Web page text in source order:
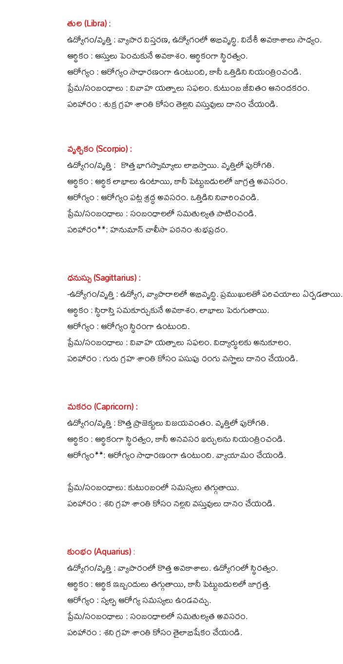
తుల (Libra):
ఉద్యోగం/వృత్తి : వ్యాపార విస్తరణ, ఉద్యోగంలో అభివృద్ధి. విదేశీ అవకాశాలు సాధ్యం.
ఆర్థికం : ఆస్తులు పెంచుకునే అవకాశం. ఆర్థికంగా స్థిరత్వం.
ఆరోగ్యం : ఆరోగ్యం సాధారణంగా ఉంటుంది, కానీ ఒత్తిడిని నియంత్రించండి.
ప్రేమ/సంబంధాలు : వివాహ యత్నాలు సఫలం. కుటుంబ జీవితం ఆనందకరం.
పరిహారం : శుక్ర గ్రహ శాంతి కోసం తెల్లని వస్తువులు దానం చేయండి.
వృశ్చికం (Scorpio) :
ఉద్యోగం/వృత్తి : కొత్త భాగస్వామ్యాలు లాభిస్తాయి. వృత్తిలో పురోగతి.
ఆర్థికం : ఆర్థిక లాభాలు ఉంటాయి, కానీ పెట్టుబడులలో జాగ్రత్త అవసరం.
ఆరోగ్యం : ఆరోగ్యం పట్ల శ్రద్ధ అవసరం. ఒత్తిడిని నివారించండి.
ప్రేమ/సంబంధాలు : సంబంధాలలో సమతుల్యత పాటించండి.
పరిహారం**: హనుమాన్ చాలీసా పఠనం శుభప్రదం.
ధనుస్సు (Sagittarius) :
-ఉద్యోగం/వృత్తి : ఉద్యోగ, వ్యాపారాలలో అభివృద్ధి. ప్రముఖులతో పరిచయాలు ఏర్పడతాయి.
ఆర్థికం : స్థిరాస్తి సమకూర్చుకునే అవకాశం. లాభాలు పెరుగుతాయి.
ఆరోగ్యం : ఆరోగ్యం స్థిరంగా ఉంటుంది.
ప్రేమ/సంబంధాలు : వివాహ యత్నాలు సఫలం. విద్యార్థులకు అనుకూలం.
పరిహారం : గురు గ్రహ శాంతి కోసం పసుపు రంగు వస్త్రాలు దానం చేయండి.
మకరం (Capricorn) :
ఉద్యోగం/వృత్తి : కొత్త ప్రాజెక్టులు విజయవంతం. వృత్తిలో పురోగతి.
ఆర్థికం : ఆర్థికంగా స్థిరత్వం, కానీ అనవసర ఖర్చులను నియంత్రించండి.
ఆరోగ్యం**: ఆరోగ్యం సాధారణంగా ఉంటుంది. వ్యాయామం చేయండి.
ప్రేమ/సంబంధాలు: కుటుంబంలో సమస్యలు తగ్గుతాయి.
పరిహారం : శని గ్రహ శాంతి కోసం నల్లని వస్తువులు దానం చేయండి.
కుంభం (Aquarius):
ఉద్యోగం/వృత్తి : వ్యాపారంలో కొత్త అవకాశాలు. ఉద్యోగంలో స్థిరత్వం.
ఆర్థికం : ఆర్థిక ఇబ్బందులు తగ్గుతాయి, కానీ పెట్టుబడులలో జాగ్రత్త.
ఆరోగ్యం : స్వల్ప ఆరోగ్య సమస్యలు ఉండవచ్చు.
ప్రేమ/సంబంధాలు : సంబంధాలలో సమతుల్యత అవసరం.
పరిహారం : శని గ్రహ శాంతి కోసం తైలాభిషేకం చేయండి.